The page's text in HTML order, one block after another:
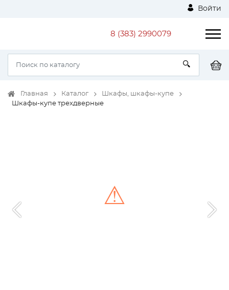
Войти
8 (383) 2990079
Главная Каталог
Шкафы, шкафы-купе
Шкафы-купе трехдверные
⚠